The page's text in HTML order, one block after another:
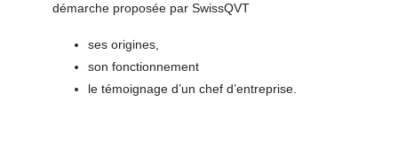
démarche proposée par SwissQVT
ses origines,
son fonctionnement
le témoignage d’un chef d’entreprise.